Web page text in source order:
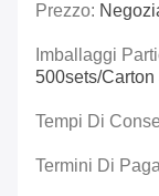
Prezzo:
Imballaggi
500sets/carton
Tempi Di
Termini Di